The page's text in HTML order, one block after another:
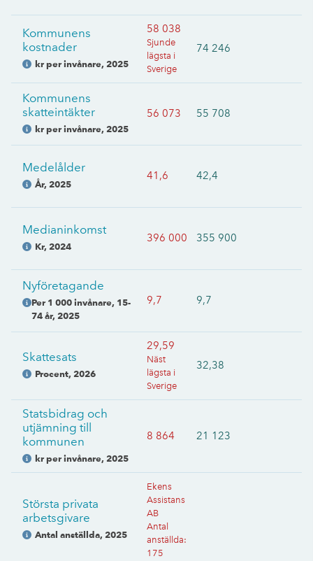
Kommunens
kostnader
kr per invånare, 2025
58 038
Sjunde
lägsta i
Sverige
74 246
Kommunens
skatteintäkter
kr per invånare, 2025
56 073 55 708
Medelålder
År, 2025
41,6 42,4
Medianinkomst
Kr, 2024
396 000 355 900
Nyföretagande
Per 1 000 invånare, 15-
74 år,2025
9,7 9,7
Skattesats
Procent, 2026
29,59
Näst
lägsta i
Sverige
32,38
Statsbidrag och
utjämning till
kommunen
kr per invånare, 2025
8 864 21 123
Största privata
arbetsgivare
Antal anställda, 2025
Ekens
Assistans
AB
Antal
anställda:
175